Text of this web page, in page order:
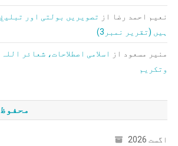
نعیم احمد رضا از تصویریں بولتی اور
ہیں (تقریر نمبر3)
منیر مسعود از
اسلامی اصطلاحات، شعائر
وتکریم
اگست 2026